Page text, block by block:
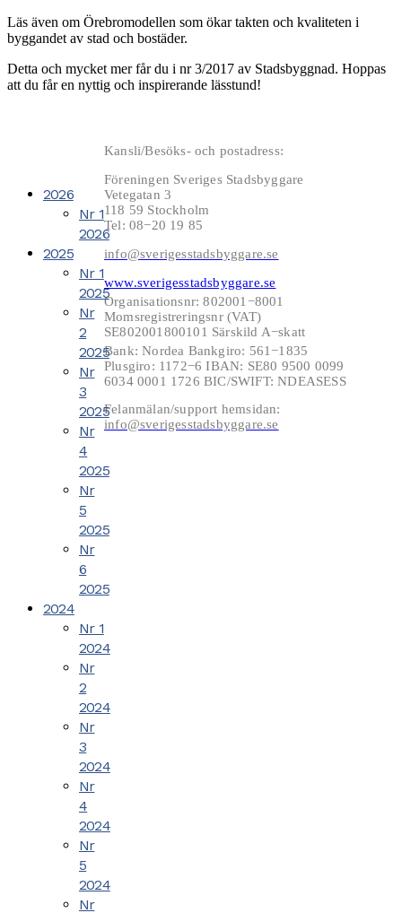
Läs även om Örebromodellen som ökar takten och kvaliteten i
byggandet av stad och bostäder.
Detta och mycket mer får du i nr 3/2017 av Stadsbyggnad. Hoppas
att du får en nyttig och inspirerande lässtund!
2026
Nr 1
2026
2025
Nr 1
2025
Nr
2
2025
Nr
3
2025
Nr
4
2025
Nr
5
2025
Nr
6
2025
2024
Nr 1
2024
Nr
2
2024
Nr
3
2024
Nr
4
2024
Nr
5
2024
Nr
Kansli/Besöks- och postadress:
Föreningen Sveriges Stadsbyggare
Vetegatan 3
118 59 Stockholm
Tel: 08−20 19 85
info@sverigesstadsbyggare.se
www.sverigesstadsbyggare.se
Organisationsnr: 802001−8001
Momsregistreringsnr (VAT)
SE802001800101 Särskild A−skatt
Bank: Nordea Bankgiro: 561−1835
Plusgiro: 1172−6 IBAN: SE80 9500 0099
6034 0001 1726 BIC/SWIFT: NDEASESS
Felanmälan/support hemsidan:
info@sverigesstadsbyggare.se